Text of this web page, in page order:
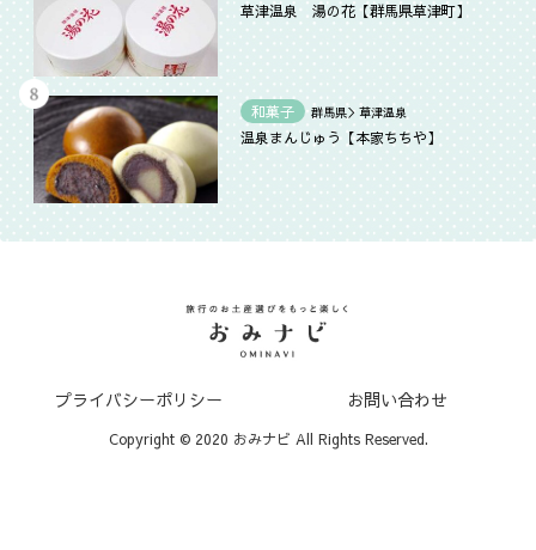
草津温泉 湯の花【群馬県草津町】
和菓子 群馬県＞草津温泉
温泉まんじゅう【本家ちちや】
プライバシーポリシー お問い合わせ
Copyright © 2020 おみナビ All Rights Reserved.